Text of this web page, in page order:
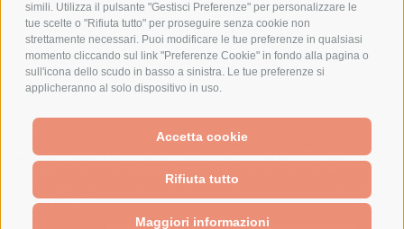
simili. Utilizza il pulsante "Gestisci Preferenze" per personalizzare le
tue scelte o "Rifiuta tutto" per proseguire senza cookie non
strettamente necessari. Puoi modificare le tue preferenze in qualsiasi
momento cliccando sul link "Preferenze Cookie" in fondo alla pagina o
sull'icona dello scudo in basso a sinistra. Le tue preferenze si
applicheranno al solo dispositivo in uso.
Accetta cookie
Rifiuta tutto
Maggiori informazioni
Bonifico
Bancario
SPESA ELETTRICA SOCIETA CONSORTILE A RESPONSABILITA LIMITATA - VIALE
MILANOFIORI, STRADA 4 - PALAZZO A5 20057, ASSAGO MILANO - PARTITA IVA
Powered byBigCommerce
Created byLone Star Templates
We use cookies (and other similar technologies) to collect data
to improve your shopping experience.
By using our website,
you're agreeing to the collection of data as described in our
Privacy Policy.